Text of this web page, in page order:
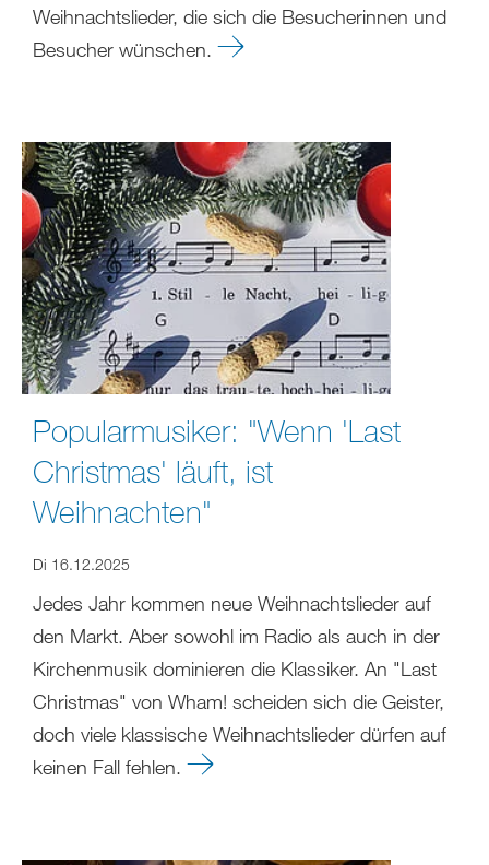
Weihnachtslieder, die sich die Besucherinnen und
Besucher wünschen.
Popularmusiker: "Wenn 'Last
Christmas' läuft, ist
Weihnachten"
Di 16.12.2025
Jedes Jahr kommen neue Weihnachtslieder auf
den Markt. Aber sowohl im Radio als auch in der
Kirchenmusik dominieren die Klassiker. An "Last
Christmas" von Wham! scheiden sich die Geister,
doch viele klassische Weihnachtslieder dürfen auf
keinen Fall fehlen.